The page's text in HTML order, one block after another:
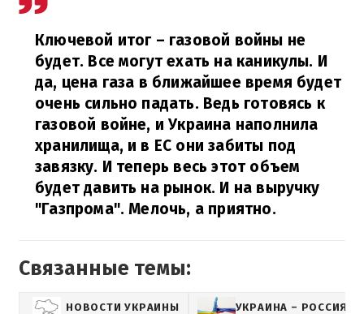
Ключевой итог – газовой войны не
будет. Все могут ехать на каникулы. И
да, цена газа в ближайшее время будет
очень сильно падать. Ведь готовясь к
газовой войне, и Украина наполнила
хранилища, и в ЕС они забиты под
завязку. И теперь весь этот объем
будет давить на рынок. И на выручку
"Газпрома". Мелочь, а приятно.
Связанные темы:
НОВОСТИ УКРАИНЫ УКРАИНА – РОССИЯ